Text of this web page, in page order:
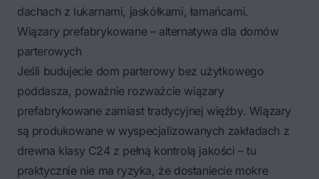
dachach z lukarnami, jaskółkami, łamańcami.
Wiązary prefabrykowane – alternatywa dla domów
parterowych
Jeśli budujecie dom parterowy bez użytkowego
poddasza, poważnie rozważcie wiązary
prefabrykowane zamiast tradycyjnej więźby. Wiązary
są produkowane w wyspecjalizowanych zakładach z
drewna klasy C24 z pełną kontrolą jakości – tu
praktycznie nie ma ryzyka, że dostaniecie mokre